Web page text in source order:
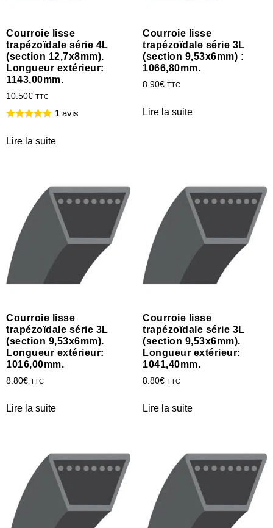
Courroie lisse
trapézoïdale série 4L
(section 12,7x8mm).
Longueur extérieur:
1143,00mm.
10.50€ TTC
1 avis
Lire la suite
Courroie lisse
trapézoïdale série 3L
(section 9,53x6mm) :
1066,80mm.
8.90€ TTC
Lire la suite
Courroie lisse
trapézoïdale série 3L
(section 9,53x6mm).
Longueur extérieur:
1016,00mm.
8.80€ TTC
Lire la suite
Courroie lisse
trapézoïdale série 3L
(section 9,53x6mm).
Longueur extérieur:
1041,40mm.
8.80€ TTC
Lire la suite